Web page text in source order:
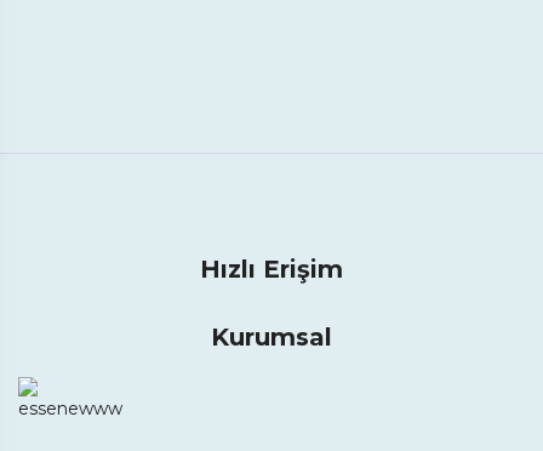
Hızlı Erişim
Kurumsal